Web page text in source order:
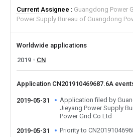
Current Assignee
Guangdong Power
Power Supply Bureau of Guangdong
Worldwide applications
2019
CN
Application CN201910469687.6A
2019-05-31
Application filed by
Jieyang Power Supply
Power Grid Co Ltd
2019-05-31
Priority to